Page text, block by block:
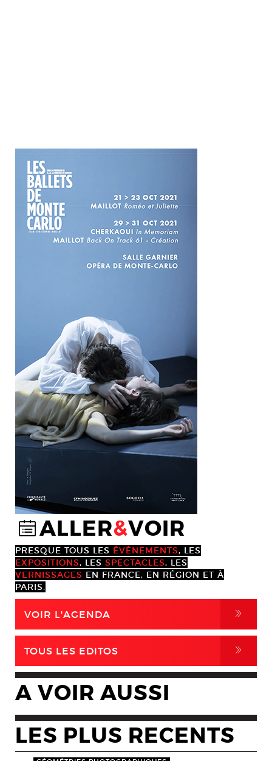
@ALLER&VOIR
PRESQUE TOUS LES ÉVÈNEMENTS, LES
EXPOSITIONS, LES SPECTACLES, LES
VERNISSAGES EN FRANCE, EN RÉGION ET À
PARIS.
VOIR L'AGENDA ,
TOUS LES EDITOS ,
A VOIR AUSSI
LES PLUS RECENTS